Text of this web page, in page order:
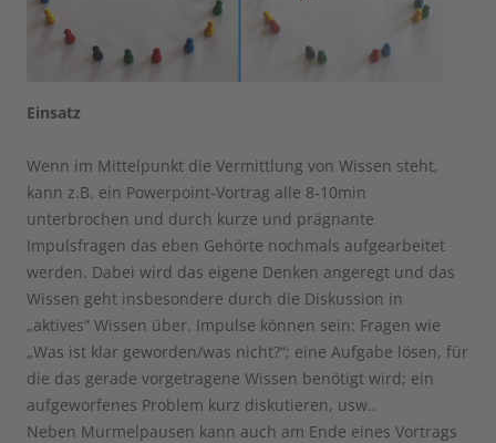
Einsatz
Wenn im Mittelpunkt die Vermittlung von Wissen steht,
kann z.B. ein Powerpoint-Vortrag alle 8-10min
unterbrochen und durch kurze und prägnante
Impulsfragen das eben Gehörte nochmals aufgearbeitet
werden. Dabei wird das eigene Denken angeregt und das
Wissen geht insbesondere durch die Diskussion in
„aktives“ Wissen über. Impulse können sein: Fragen wie
„Was ist klar geworden/was nicht?“; eine Aufgabe lösen, für
die das gerade vorgetragene Wissen benötigt wird; ein
aufgeworfenes Problem kurz diskutieren, usw..
Neben Murmelpausen kann auch am Ende eines Vortrags